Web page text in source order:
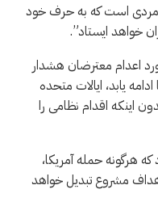
مردی است که به حرف خود
خواهد ایستاد”.
اعدام معترضان هشدار
یابد، ایالات متحده
اینکه اقدام نظامی را
هرگونه حمله آمریکا،
مشروع تبدیل خواهد